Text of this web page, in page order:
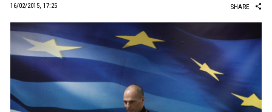
16/02/2015, 17:25
SHARE